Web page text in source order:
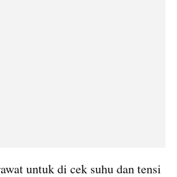
untuk di cek suhu dan tensi